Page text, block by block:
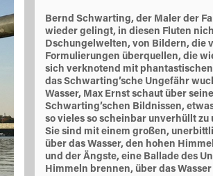
Bernd Schwarting, der Maler der
wieder gelingt, in diesen Fluten
Dschungelwelten, von Bildern, die
Formulierungen überquellen, die
sich verknotend mit
das Schwarting’sche Ungefähr
Wasser, Max Ernst schaut über
Schwarting’schen Bildnissen,
so vieles so scheinbar unverhüllt
Sie sind mit einem großen,
über das Wasser, den hohen
und der Ängste, eine Ballade des
Himmeln brennen, über das